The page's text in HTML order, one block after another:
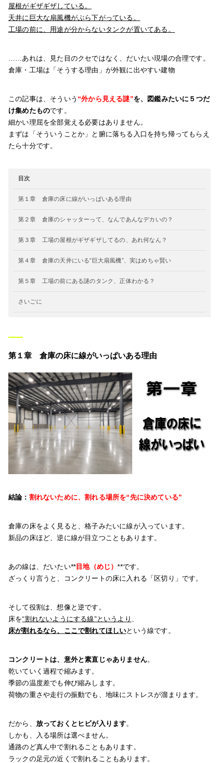
屋根がギザギザしている。
天井に巨大な扇風機がぶら下がっている。
工場の前に、用途が分からないタンクが置いてある。
……あれは、見た目のクセではなく、だいたい現場の合理です。
倉庫・工場は「そうする理由」が外観に出やすい建物
この記事は、そういう “外から見える謎”を、図鑑みたいに５つだ
け集めたものです。
細かい理屈を全部覚える必要はありません。
まずは「そういうことか」と腑に落ちる入口を持ち帰ってもらえ
たら十分です。
目次
第１章 倉庫の床に線がいっぱいある理由
第２章 倉庫のシャッターって、なんであんなデカいの？
第３章 工場の屋根がギザギザしてるの、あれ何なん？
第４章 倉庫の天井にいる“巨大扇風機”、実はめちゃ賢い
第５章 工場の前にある謎のタンク、正体わかる？
さいごに
第１章 倉庫の床に線がいっぱいある理由
結論： 割れないために、割れる場所を“先に決めている”
倉庫の床をよく見ると、格子みたいに線が入っています。
新品の床ほど、逆に線が目立つこともあります。
あの線は、だいたい**目地（めじ）**です。
ざっくり言うと、コンクリートの床に入れる「区切り」です。
そして役割は、想像と逆です。
床を“割れないようにする線”というより
床が割れるなら、ここで割れてほしいという線です。
コンクリートは、意外と素直じゃありません。
乾いていく過程で縮みます。
季節の温度差でも伸び縮みします。
荷物の重さや走行の振動でも、地味にストレスが溜まります。
だから、 放っておくとヒビが入ります。
しかも、入る場所は選べません。
通路のど真ん中で割れることもあります。
ラックの足元の近くで割れることもあります。